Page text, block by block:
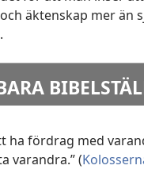
äktenskap mer än
ha fördrag med
varandra.” (